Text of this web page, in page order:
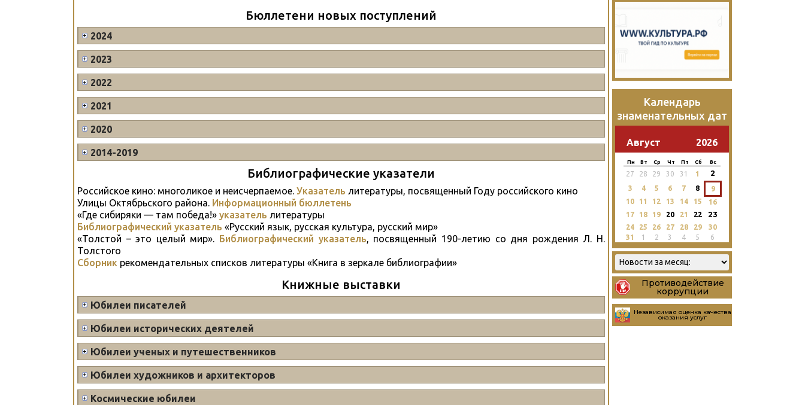
Бюллетени новых поступлений
2024
2023
2022
2021
2020
2014-2019
Библиографические указатели
Российское кино: многоликое и неисчерпаемое. Указатель литературы, посвященный Году российского кино
Улицы Октябрьского района. Информационный бюллетень
«Где сибиряки — там победа!» указатель литературы
Библиографический указатель «Русский язык, русская культура, русский мир»
«Толстой – это целый мир».
Библиографический указатель, посвященный 190-летию со дня рождения Л. Н.
Толстого
Сборник рекомендательных списков литературы «Книга в зеркале библиографии»
Книжные выставки
Юбилеи писателей
Юбилеи исторических деятелей
Юбилеи ученых и путешественников
Юбилеи художников и архитекторов
Космические юбилеи
Календарь
знаменательных дат
Август 2026
Пн Вт Ср Чт Пт Сб Вс
27 28 29 30 31 1 2
3 4 5 6 7 8
9
10
11 12 13 14 15
16
17
18 19 20 21 22 23
24 25 26 27 28 29
30
31
1 2 3 4 5 6
Противодействие
коррупции
Независимая оценка качества
оказания услуг